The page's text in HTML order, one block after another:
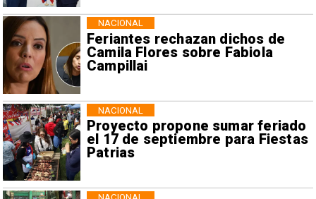
Feriantes rechazan dichos de
Camila Flores sobre Fabiola
Campillai
NACIONAL
Proyecto propone sumar feriado
el 17 de septiembre para Fiestas
Patrias
NACIONAL